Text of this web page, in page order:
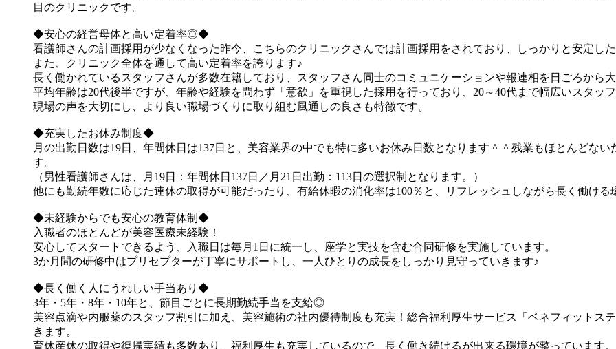
目のクリニックです。
◆安心の経営母体と高い定着率◎◆
看護師さんの計画採用が少なくなった昨今、こちらのクリニックさんでは計画採用をされており、しっかりと安定し
また、クリニック全体を通して高い定着率を誇ります♪
長く働かれているスタッフさんが多数在籍しており、スタッフさん同士のコミュニケーションや報連相を日ごろから
平均年齢は20代後半ですが、年齢や経験を問わず「意欲」を重視した採用を行っており、20～40代まで幅広いスタッ
現場の声を大切にし、より良い職場づくりに取り組む風通しの良さも特徴です。
◆充実したお休み制度◆
月の出勤日数は19日、年間休日は137日と、美容業界の中でも特に多いお休み日数となります＾＾残業もほとんどな
す。
（男性看護師さんは、月19日：年間休日137日／月21日出勤：113日の選択制となります。）
他にも勤続年数に応じた連休の取得が可能だったり、有給休暇の消化率は100％と、リフレッシュしながら長く働ける
◆未経験からでも安心の教育体制◆
入職者のほとんどが美容医療未経験！
安心してスタートできるよう、入職日は毎月1日に統一し、座学と実技を含む合同研修を実施しています。
3か月間の研修中はプリセプターが丁寧にサポートし、一人ひとりの成長をしっかり見守っていきます♪
◆長く働く人にうれしい手当あり◆
3年・5年・8年・10年と、節目ごとに長期勤続手当を支給◎
美容点滴や内服薬のスタッフ割引に加え、美容施術の社内優待制度も充実！総合福利厚生サービス「ベネフィットス
きます。
育休産休の取得や復帰実績も多数あり、福利厚生も充実しているので、長く働き続けるが出来る環境が整っています。